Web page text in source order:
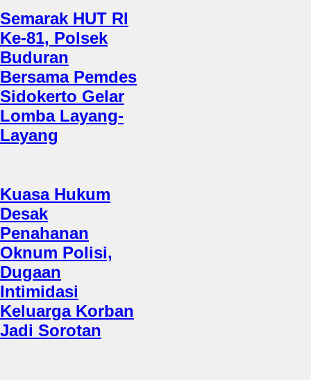
Semarak HUT RI
Ke-81, Polsek
Buduran
Bersama Pemdes
Sidokerto Gelar
Lomba Layang-
Layang
Kuasa Hukum
Desak
Penahanan
Oknum Polisi,
Dugaan
Intimidasi
Keluarga Korban
Jadi Sorotan